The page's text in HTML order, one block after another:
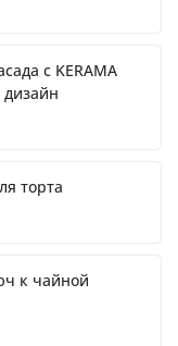
с KERAMA
дизайн
торта
к чайной